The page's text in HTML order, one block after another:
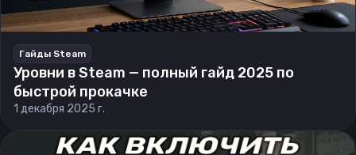
Гайды Steam
Уровни в Steam — полный гайд 2025 по
быстрой прокачке
1 декабря 2025 г.